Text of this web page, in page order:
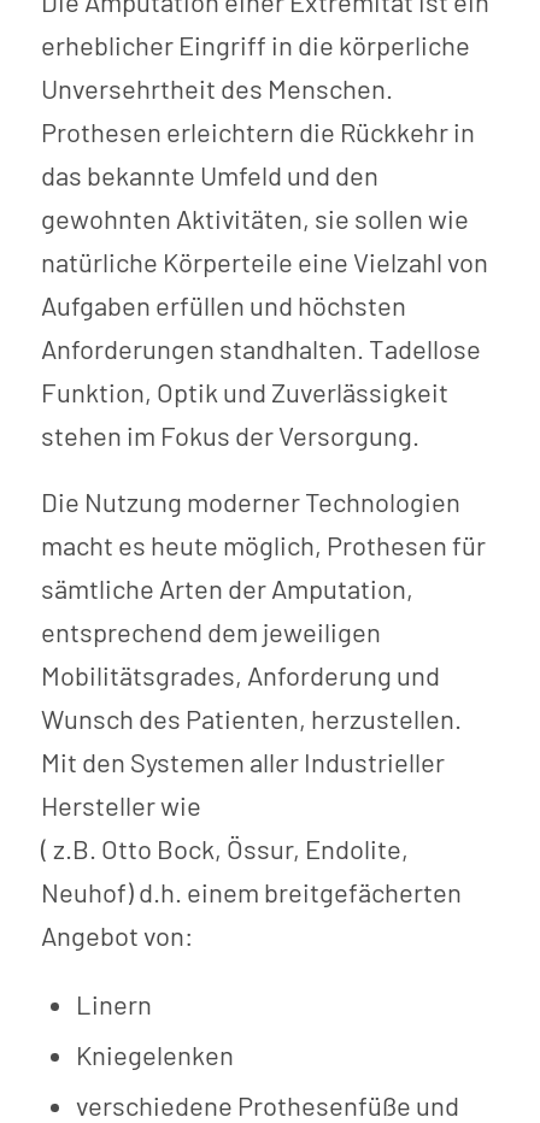
erheblicher Eingriff in die körperliche
Unversehrtheit des Menschen.
Prothesen erleichtern die Rückkehr in
das bekannte Umfeld und den
gewohnten Aktivitäten, sie sollen wie
natürliche Körperteile eine Vielzahl von
Aufgaben erfüllen und höchsten
Anforderungen standhalten. Tadellose
Funktion, Optik und Zuverlässigkeit
stehen im Fokus der Versorgung.
Die Nutzung moderner Technologien
macht es heute möglich, Prothesen für
sämtliche Arten der Amputation,
entsprechend dem jeweiligen
Mobilitätsgrades, Anforderung und
Wunsch des Patienten, herzustellen.
Mit den Systemen aller Industrieller
Hersteller wie
( z.B. Otto Bock, Össur, Endolite,
Neuhof) d.h. einem breitgefächerten
Angebot von:
Linern
Kniegelenken
verschiedene Prothesenfüße und